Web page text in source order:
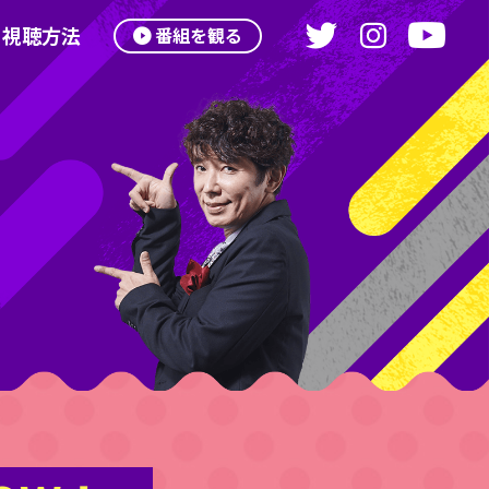
視聴方法 番組を観る